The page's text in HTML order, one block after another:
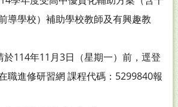
導學校）補助學校教師及有興趣教
114年11月3日（星期一）前，逕登
職進修研習網 課程代碼：5299840報